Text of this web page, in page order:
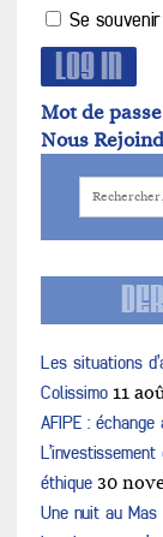
Se
Mot de
Nous
Les situations
Colissimo 11
AFIPE :
éthique 30
Une nuit au Mas